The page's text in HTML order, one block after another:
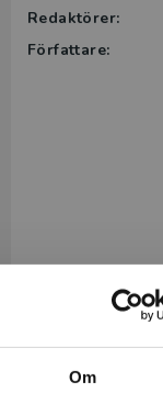
Om
Redaktörer:
Författare:
Utgivningsår:
Artikelnummer: